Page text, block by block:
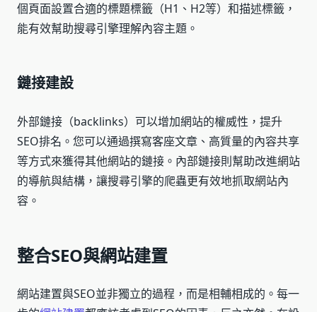
個頁面設置合適的標題標籤（H1、H2等）和描述標籤，
能有效幫助搜尋引擎理解內容主題。
鏈接建設
外部鏈接（backlinks）可以增加網站的權威性，提升
SEO排名。您可以通過撰寫客座文章、高質量的內容共享
等方式來獲得其他網站的鏈接。內部鏈接則幫助改進網站
的導航與結構，讓搜尋引擎的爬蟲更有效地抓取網站內
容。
整合SEO與網站建置
網站建置與SEO並非獨立的過程，而是相輔相成的。每一